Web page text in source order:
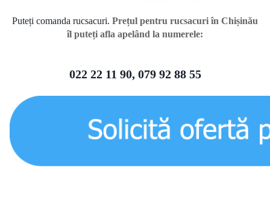
Puteți comanda rucsacuri. Prețul pentru rucsacuri în Chișinău
îl puteți afla apelând la numerele:
022 22 11 90, 079 92 88 55